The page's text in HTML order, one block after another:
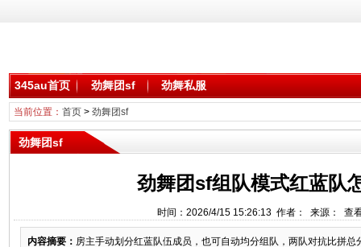
345au首页 劲舞团sf 劲舞私服
当前位置： 首页> 劲舞团sf
劲舞团sf
劲舞团sf组队模式红蓝队
时间：2026/4/15 15:26:13 作者： 来源： 查
内容摘要： 房主手动划分红蓝队伍成员，也可自动均分组队，两队对抗比拼